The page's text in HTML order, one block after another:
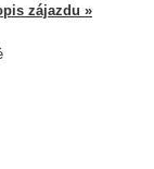
zájazdu »